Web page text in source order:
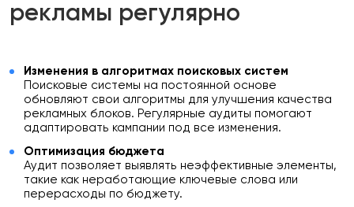
рекламы регулярно
Изменения в алгоритмах поисковых систем
Поисковые системы на постоянной основе
обновляют свои алгоритмы для улучшения качества
рекламных блоков. Регулярные аудиты помогают
адаптировать кампании под все изменения.
Оптимизация бюджета
Аудит позволяет выявлять неэффективные элементы,
такие как неработающие ключевые слова или
перерасходы по бюджету.